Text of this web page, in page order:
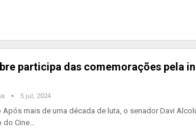
participa das comemorações pela
5 jul, 2024
Após mais de uma década de luta, o senador Davi
do Cine…